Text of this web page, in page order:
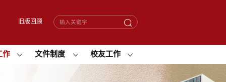
旧版回顾
作 文件制度 校友工作